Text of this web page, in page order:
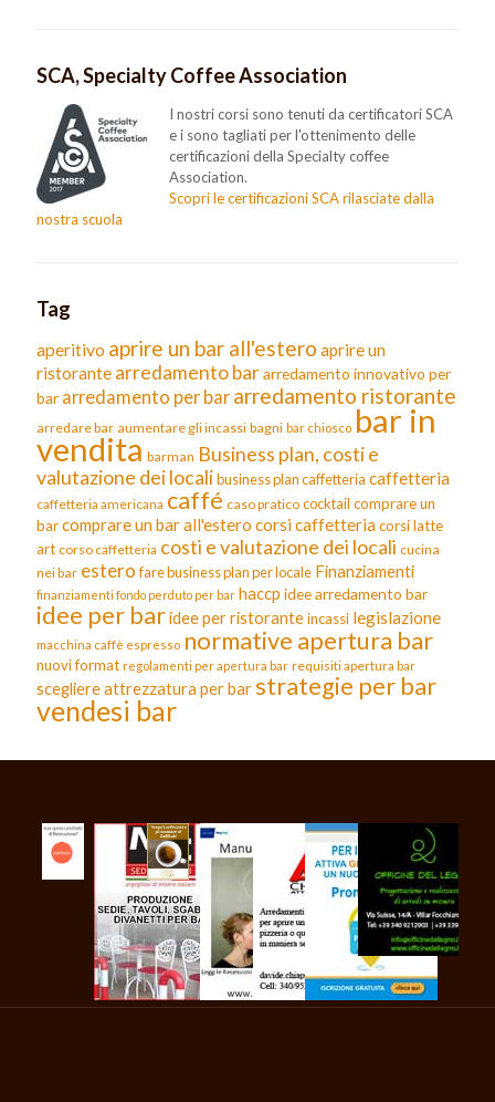
SCA, Specialty Coffee Association
I nostri corsi sono tenuti da certificatori SCA
e i sono tagliati per l'ottenimento delle
certificazioni della Specialty coffee
Association.
Scopri le certificazioni SCA rilasciate dalla
nostra scuola
Tag
aperitivo aprire un bar all'estero aprire un
ristorante arredamento bararredamento innovativo per
bar arredamento per bar arredamento ristorante
arredare bar aumentare gli incassi bagni bar chiosco bar in
vendita barman Business plan, costi e
valutazione dei localibusiness plan caffetteria caffetteria
caffetteria americana caffé caso pratico cocktail comprare un
barcomprare un bar all'estero corsi caffetteriacorsi latte
art corso caffetteria costi e valutazione dei locali cucina
nei bar estero fare business plan per locale Finanziamenti
finanziamenti fondo perduto per bar haccp idee arredamento bar
idee per baridee per ristoranteincassi legislazione
macchina caffè espresso normative apertura bar
nuovi format regolamenti per apertura bar requisiti apertura bar
scegliere attrezzatura per bar strategie per bar
vendesi bar